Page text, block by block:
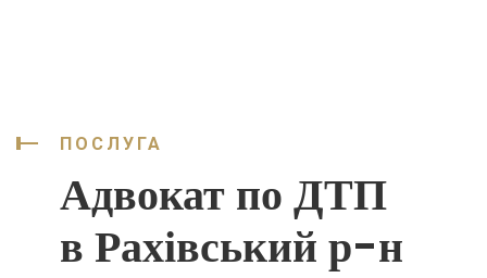
ПОСЛУГА
Адвокат по ДТП
в Рахівський р-н